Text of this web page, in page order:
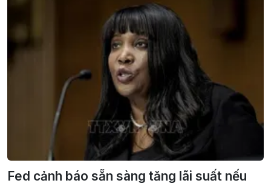
Fed cảnh báo sẵn sàng tăng lãi suất nếu